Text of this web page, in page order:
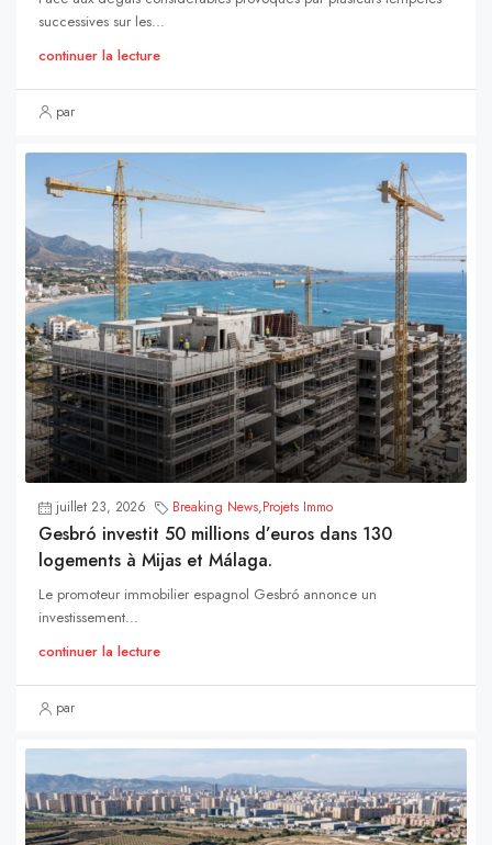
successives sur les...
continuer la lecture
par
juillet 23, 2026 Breaking News,Projets Immo
Gesbró investit 50 millions d’euros dans 130
logements à Mijas et Málaga.
Le promoteur immobilier espagnol Gesbró annonce un
investissement...
continuer la lecture
par